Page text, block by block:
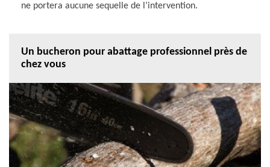
ne portera aucune sequelle de l’intervention.
Un bucheron pour abattage professionnel près de
chez vous